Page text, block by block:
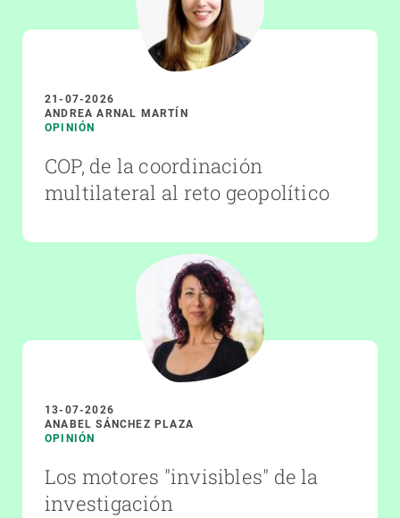
21-07-2026
ANDREA ARNAL MARTÍN
OPINIÓN
COP, de la coordinación
multilateral al reto geopolítico
13-07-2026
ANABEL SÁNCHEZ PLAZA
OPINIÓN
Los motores "invisibles" de la
investigación